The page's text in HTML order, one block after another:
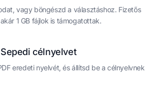
vagy böngészd a választáshoz. Fizetős
1 GB fájlok is támogatottak.
célnyelvet
eredeti nyelvét, és állítsd be a célnyelvnek